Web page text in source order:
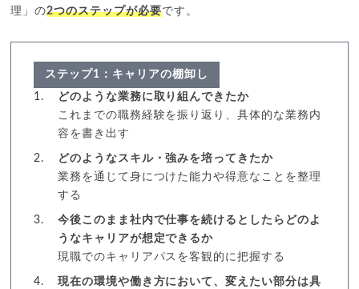
理」の2つのステップが必要です。
ステップ1：キャリアの棚卸し
どのような業務に取り組んできたか
これまでの職務経験を振り返り、具体的な業務内
容を書き出す
どのようなスキル・強みを培ってきたか
業務を通じて身につけた能力や得意なことを整理
する
今後このまま社内で仕事を続けるとしたらどのよ
うなキャリアが想定できるか
現職でのキャリアパスを客観的に把握する
現在の環境や働き方において、変えたい部分は具